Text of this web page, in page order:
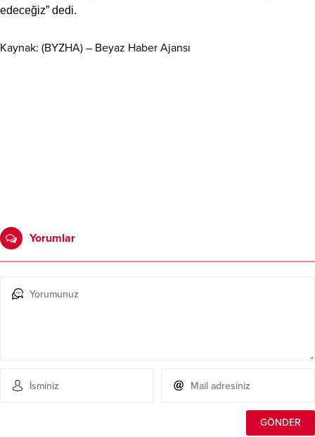
edeceğiz” dedi.
Kaynak: (BYZHA) – Beyaz Haber Ajansı
Yorumlar